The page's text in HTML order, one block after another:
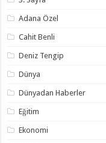
Adana Özel
Cahit Benli
Deniz Tengip
Dünya
Dünyadan Haberler
Eğitim
Ekonomi